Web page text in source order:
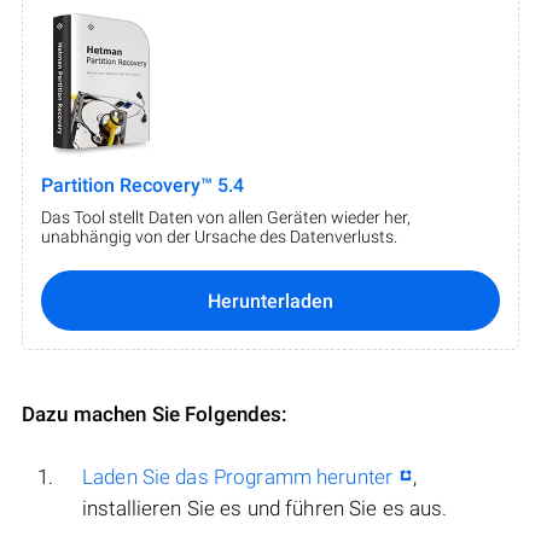
Partition Recovery™ 5.4
Das Tool stellt Daten von allen Geräten wieder her,
unabhängig von der Ursache des Datenverlusts.
Herunterladen
Dazu machen Sie Folgendes:
Laden Sie das Programm herunter
,
installieren Sie es und führen Sie es aus.